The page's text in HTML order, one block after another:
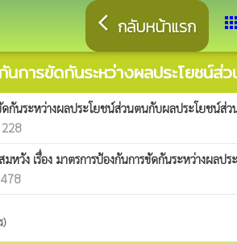
arrow_back_ios กลับหน้าแรก
การขัดกันระหว่างผลประโยชน์ส่
ดกันระหว่างผลประโยชน์ส่วนตนกับผลประโยชน์ส่
228
มหวัง เรื่อง มาตรการป้องกันการขัดกันระหว่างผล
478
)